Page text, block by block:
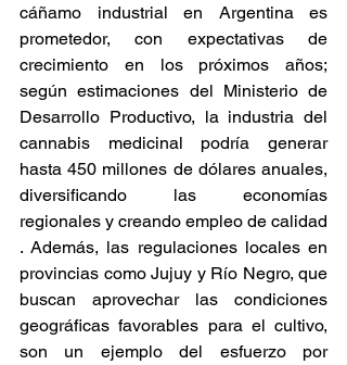
cáñamo industrial en Argentina es
prometedor, con expectativas de
crecimiento en los próximos años;
según estimaciones del Ministerio de
Desarrollo Productivo, la industria del
cannabis medicinal podría generar
hasta 450 millones de dólares anuales,
diversificando las economías
regionales y creando empleo de calidad​
. Además, las regulaciones locales en
provincias como Jujuy y Río Negro, que
buscan aprovechar las condiciones
geográficas favorables para el cultivo,
son un ejemplo del esfuerzo por